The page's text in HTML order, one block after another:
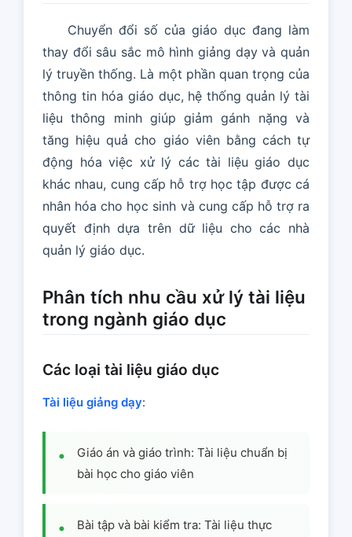
Chuyển đổi số của giáo dục đang làm
thay đổi sâu sắc mô hình giảng dạy và quản
lý truyền thống. Là một phần quan trọng của
thông tin hóa giáo dục, hệ thống quản lý tài
liệu thông minh giúp giảm gánh nặng và
tăng hiệu quả cho giáo viên bằng cách tự
động hóa việc xử lý các tài liệu giáo dục
khác nhau, cung cấp hỗ trợ học tập được cá
nhân hóa cho học sinh và cung cấp hỗ trợ ra
quyết định dựa trên dữ liệu cho các nhà
quản lý giáo dục.
Phân tích nhu cầu xử lý tài liệu
trong ngành giáo dục
Các loại tài liệu giáo dục
Tài liệu giảng dạy:
Giáo án và giáo trình: Tài liệu chuẩn bị
bài học cho giáo viên
Bài tập và bài kiểm tra: Tài liệu thực